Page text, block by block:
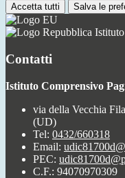
Accetta tutti Salva le
Contatti
Istituto Comprensivo
via della Vecchia
(UD)
Tel: 0432/660318
Email:
PEC:
C.F.: 94070970309